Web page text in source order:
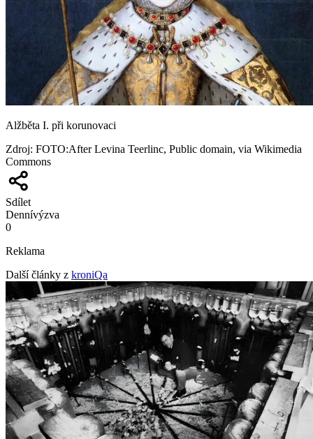
Alžběta I. při korunovaci
Zdroj: FOTO:After Levina Teerlinc, Public domain, via Wikimedia
Commons
Sdílet
Dennívýzva
0
Reklama
Další články z kroniQa